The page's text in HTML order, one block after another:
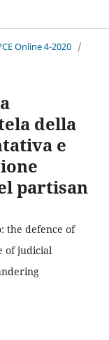
Online 4-2020 /
della
e
partisan
the defence of
of judicial